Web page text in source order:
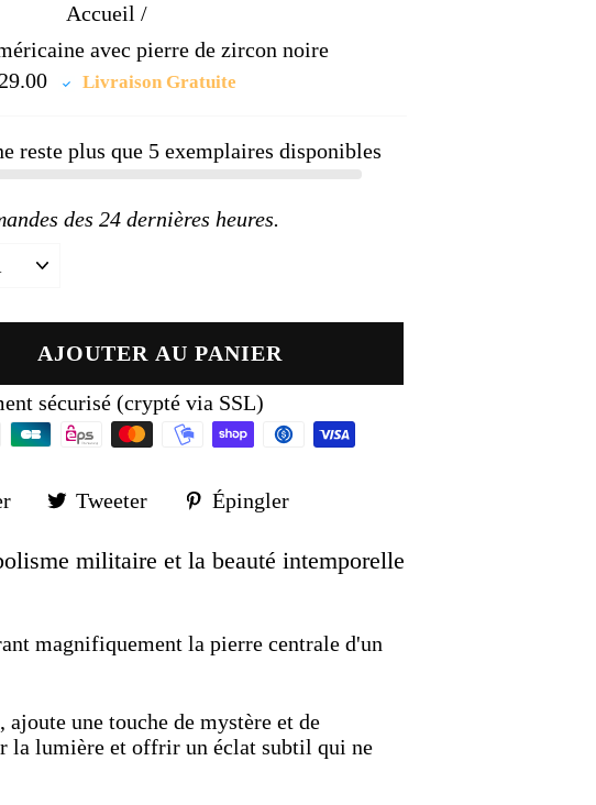
Accueil /
avec pierre de zircon noire
PrixLivraison Gratuite
reste plus que 5 exemplaires disponibles
des 24 dernières heures.
AJOUTER AU PANIER
sécurisé (crypté via SSL)
Partager
Facebook
Tweeter
Tweeter
Twitter
Épingler
Pinterest
militaire et la beauté intemporelle
magnifiquement la pierre centrale d'un
une touche de mystère et de
la lumière et offrir un éclat subtil qui ne